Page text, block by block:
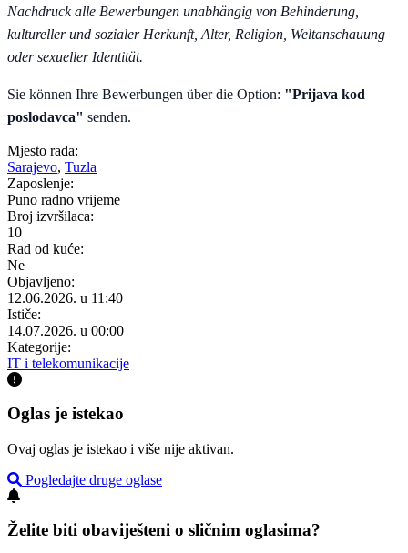
Nachdruck alle Bewerbungen unabhängig von Behinderung,
kultureller und sozialer Herkunft, Alter, Religion, Weltanschauung
oder sexueller Identität.
Sie können Ihre Bewerbungen über die Option: "Prijava kod
poslodavca" senden.
Mjesto rada:
Sarajevo, Tuzla
Zaposlenje:
Puno radno vrijeme
Broj izvršilaca:
10
Rad od kuće:
Ne
Objavljeno:
12.06.2026. u 11:40
Ističe:
14.07.2026. u 00:00
Kategorije:
IT i telekomunikacije
Oglas je istekao
Ovaj oglas je istekao i više nije aktivan.
Pogledajte druge oglase
Želite biti obaviješteni o sličnim oglasima?